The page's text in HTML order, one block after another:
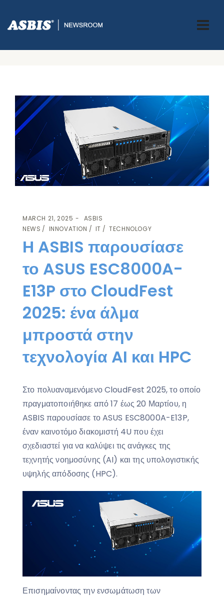
ASBIS GREECE > ASBIS NEWS- TECHNOLOGY
Η ASBIS ΠΑΡΟΥΣΊΑΣΕ ΤΟ ASUS ESC8000A-E13P ΣΤΟ CLOUDFEST
MARCH 21, 2025
ASBIS
NEWS
INNOVATION IT TECHNOLOGY
Η ASBIS παρουσίασε
το ASUS ESC8000A-
E13P στο CloudFest
2025: ένα άλμα
μπροστά στην
τεχνολογία AI και HPC
Στο πολυαναμενόμενο CloudFest 2025, το οποίο
πραγματοποιήθηκε από 17 έως 20 Μαρτίου, η
ASBIS παρουσίασε το ASUS ESC8000A-E13P,
έναν καινοτόμο διακομιστή 4U που έχει
σχεδιαστεί για να καλύψει τις ανάγκες της
τεχνητής νοημοσύνης (AI) και της υπολογιστικής
υψηλής απόδοσης (HPC).
Επισημαίνοντας την ενσωμάτωση των